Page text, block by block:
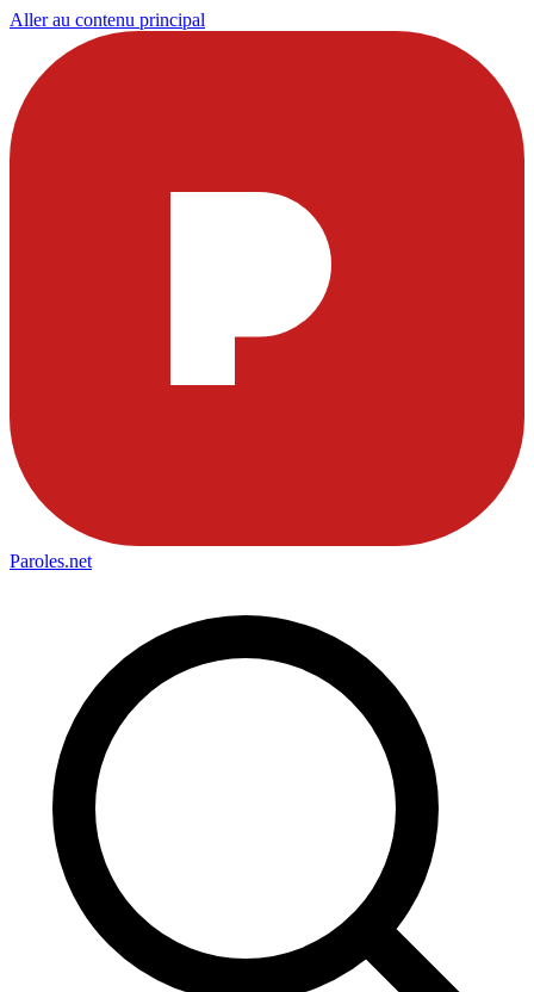
Aller au contenu principal
Paroles.net